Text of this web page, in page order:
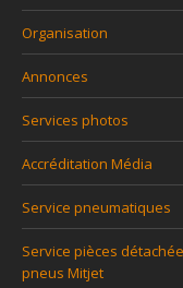
Organisation
Annonces
Services photos
Accréditation Média
Service pneumatiques
Service pièces
pneus Mitjet